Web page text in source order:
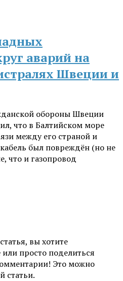
аварий на
Швеции и
обороны Швеции
что в Балтийском море
между его страной и
был повреждён (но не
что и газопровод
вы хотите
просто поделиться
Это можно
статьи.